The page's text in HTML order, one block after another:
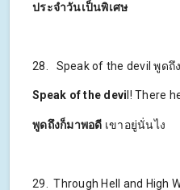
ประจำวันเป็นพิเศษ
28. Speak of the devil พูดถึ
Speak of the devi l! There
พูดถึงก็มาพอดี เขาอยู่นั่นไง
29. Through Hell and